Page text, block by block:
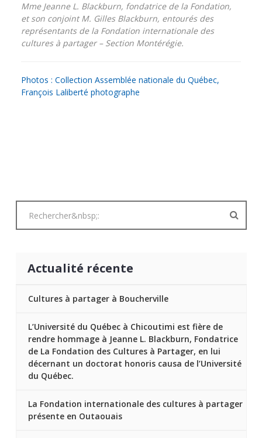
Mme Jeanne L. Blackburn, fondatrice de la Fondation,
et son conjoint M. Gilles Blackburn, entourés des
représentants de la Fondation internationale des
cultures à partager – Section Montérégie.
Photos : Collection Assemblée nationale du Québec,
François Laliberté photographe
Actualité récente
Cultures à partager à Boucherville
L’Université du Québec à Chicoutimi est fière de
rendre hommage à Jeanne L. Blackburn, Fondatrice
de La Fondation des Cultures à Partager, en lui
décernant un doctorat honoris causa de l’Université
du Québec.
La Fondation internationale des cultures à partager
présente en Outaouais